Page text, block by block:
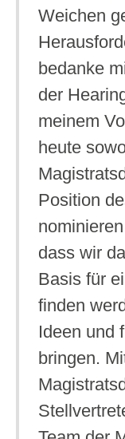
Weichen
bedanke
der
meinem
heute
Position
dass wir
Basis für
finden
Ideen und
bringen.